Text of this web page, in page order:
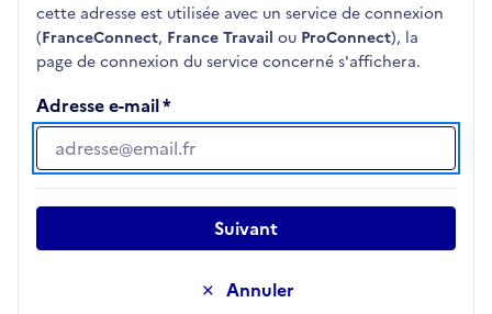
cette adresse est utilisée avec un service de connexion
(FranceConnect, France Travail ou ProConnect), la
page de connexion du service concerné s'affichera.
Adresse e-mail
Adresse e-mail
Annuler
Suivant